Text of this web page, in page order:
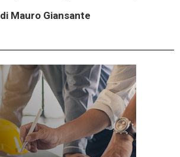
di Mauro Giansante